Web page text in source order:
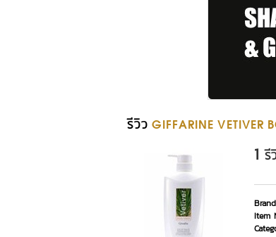
รีวิว GIFFARINE VETIVER
1 รี
Brand
Item